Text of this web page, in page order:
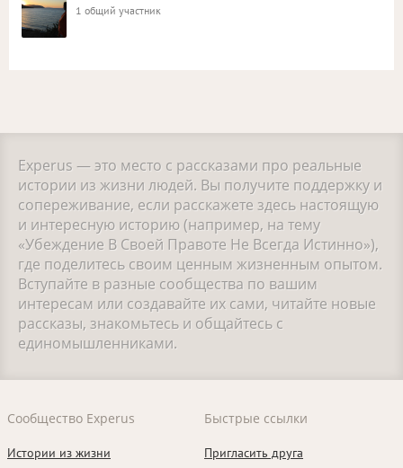
1 общий участник
Experus — это место с рассказами про реальные
истории из жизни людей. Вы получите поддержку и
сопереживание, если расскажете здесь настоящую
и интересную историю (например, на тему
«Убеждение В Своей Правоте Не Всегда Истинно»),
где поделитесь своим ценным жизненным опытом.
Вступайте в разные сообщества по вашим
интересам или создавайте их сами, читайте новые
рассказы, знакомьтесь и общайтесь с
единомышленниками.
Сообщество Experus
Истории из жизни
Быстрые ссылки
Пригласить друга